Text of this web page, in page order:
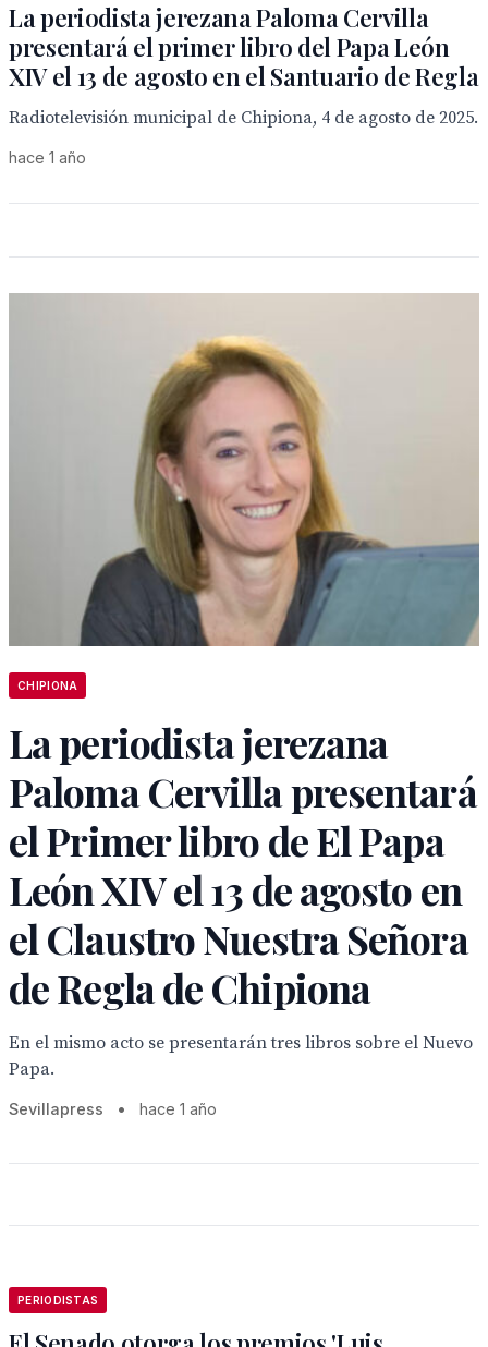
La periodista jerezana Paloma Cervilla
presentará el primer libro del Papa León
XIV el 13 de agosto en el Santuario de Regla
Radiotelevisión municipal de Chipiona, 4 de agosto de 2025.
hace 1 año
CHIPIONA
La periodista jerezana
Paloma Cervilla presentará
el Primer libro de El Papa
León XIV el 13 de agosto en
el Claustro Nuestra Señora
de Regla de Chipiona
En el mismo acto se presentarán tres libros sobre el Nuevo
Papa.
Sevillapress • hace 1 año
PERIODISTAS